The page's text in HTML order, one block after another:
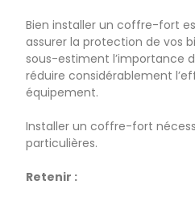
Bien installer un coffre-fort
assurer la protection de vos
sous-estiment l’importance
réduire considérablement
équipement.
Installer un coffre-fort
particulières.
Retenir :